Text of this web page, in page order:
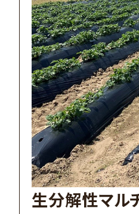
生分解性マル